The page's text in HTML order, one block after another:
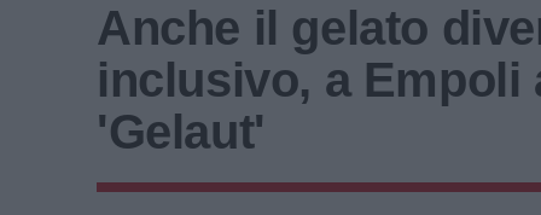
Anche il gelato
inclusivo, a Empoli
'Gelaut'